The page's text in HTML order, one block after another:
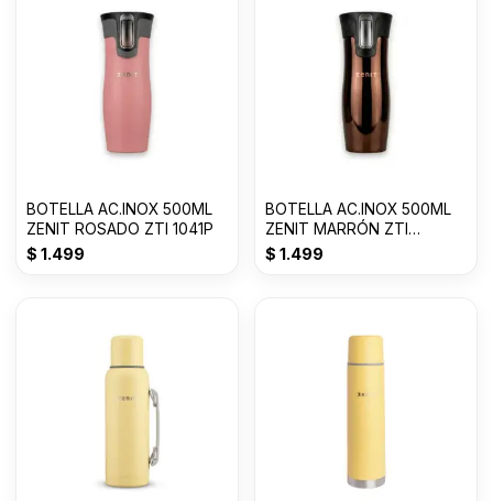
BOTELLA AC.INOX 500ML
ZENIT ROSADO ZTI 1041P
$ 1.499
BOTELLA AC.INOX 500ML
ZENIT MARRÓN ZTI
1041DM
$ 1.499